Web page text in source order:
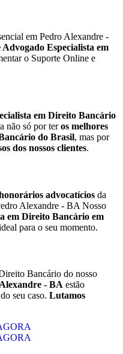
em Pedro Alexandre -
Especialista em
o Suporte Online e
em Direito Bancário
não só por teros melhores
do Brasil, mas por
dos nossos clientes.
advocatícios da
Alexandre - BA Nosso
em Direito Bancário em
para o seu momento.
Bancário do nosso
- BA estão
seu caso. Lutamos